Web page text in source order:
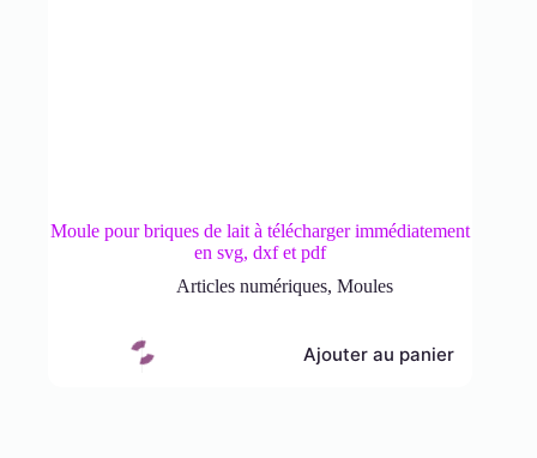
Moule pour briques de lait à télécharger immédiatement
en svg, dxf et pdf
Articles numériques, Moules
Ajouter au panier